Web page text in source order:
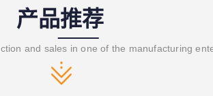
产品推荐
and sales in one of the manufacturing